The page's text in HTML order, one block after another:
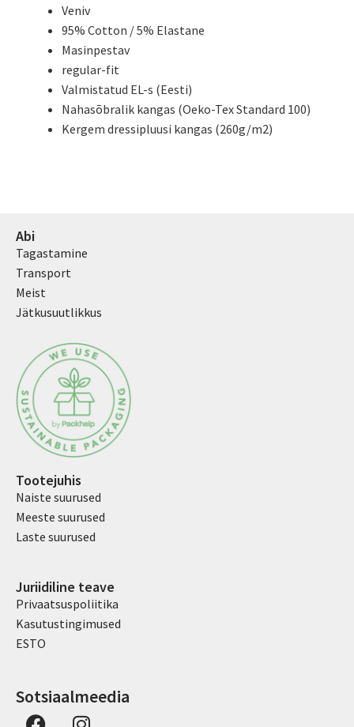
Veniv
95% Cotton / 5% Elastane
Masinpestav
regular-fit
Valmistatud EL-s (Eesti)
Nahasõbralik kangas (Oeko-Tex Standard 100)
Kergem dressipluusi kangas (260g/m2)
Abi
Tagastamine
Transport
Meist
Jätkusuutlikkus
Tootejuhis
Naiste suurused
Meeste suurused
Laste suurused
Juriidiline teave
Privaatsuspoliitika
Kasutustingimused
ESTO
Sotsiaalmeedia